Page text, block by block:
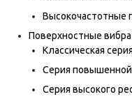
Высокочастотные
Поверхностные
Классическая серия
Серия
Серия высокого